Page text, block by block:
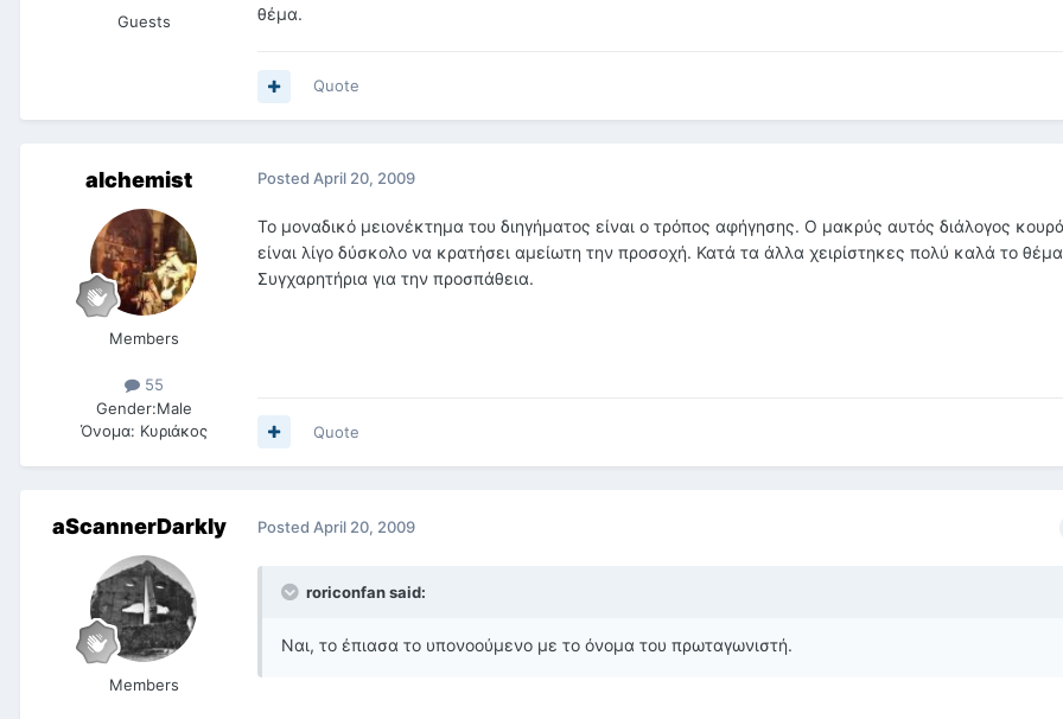
Guests
θέμα.
Quote
alchemist
Members
55
Gender:Male
Όνομα: Κυριάκος
Posted April 20, 2009
Το μοναδικό μειονέκτημα του διηγήματος είναι ο τρόπος αφήγησης. Ο μακρύς αυτός διάλογος
είναι λίγο δύσκολο να κρατήσει αμείωτη την προσοχή. Κατά τα άλλα χειρίστηκες πολύ καλά το
Συγχαρητήρια για την προσπάθεια.
Quote
aScannerDarkly
Members
Posted April 20, 2009
roriconfan said:
Ναι, το έπιασα το υπονοούμενο με το όνομα του πρωταγωνιστή.